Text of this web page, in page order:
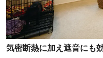
気密断熱に加え遮音にも